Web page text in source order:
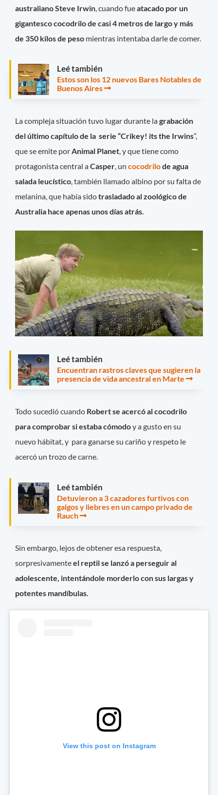
australiano Steve Irwin , cuando fueatacado por un
gigantesco cocodrilo de casi 4 metros de largo y más
de 350 kilos de peso mientras intentaba darle de comer.
Leé también
Estos son los 12 nuevos Bares Notables de
Buenos Aires
La compleja situación tuvo lugar durante lagrabación
del último capítulo de la serie “Crikey! its the Irwins”,
que se emite porAnimal Planet, y que tiene como
protagonista central aCasper, uncocodrilode agua
salada leucístico, también llamado albino por su falta de
melanina, que había sidotrasladado al zoológico de
Australia hace apenas unos días atrás.
Leé también
Encuentran rastros claves que sugieren la
presencia de vida ancestral en Marte
Todo sucedió cuando Robert se acercó al cocodrilo
para comprobar si estaba cómodoy a gusto en su
nuevo hábitat, y para ganarse su cariño y respeto le
acercó un trozo de carne.
Leé también
Detuvieron a 3 cazadores furtivos con
galgos y liebres en un campo privado de
Rauch
Sin embargo, lejos de obtener esa respuesta,
sorpresivamenteel reptil se lanzó a perseguir al
adolescente, intentándole morderlo con sus largas y
potentes mandíbulas.
View this post on Instagram